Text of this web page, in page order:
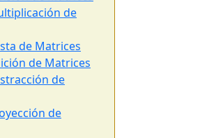
de
de Matrices
de Matrices
de
de